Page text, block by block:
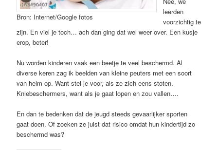
Bron: Internet/Google fotos
leerden
voorzichtig te
zijn. En viel je toch… ach dan ging dat wel weer over. Een kusje
erop, beter!
Nu worden kinderen vaak een beetje te veel beschermd. Al
diverse keren zag ik beelden van kleine peuters met een soort
van helm op. Want stel je voor, als ze zich eens stoten.
Kniebeschermers, want als je gaat lopen en zou vallen….
En dan te bedenken dat de jeugd steeds gevaarlijker sporten
gaat doen. Of zoeken ze juist dat risico omdat hun kindertijd zo
beschermd was?